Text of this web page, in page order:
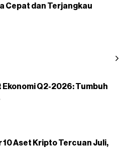
Cepat dan Terjangkau
Ekonomi Q2-2026: Tumbuh
10 Aset Kripto Tercuan Juli,